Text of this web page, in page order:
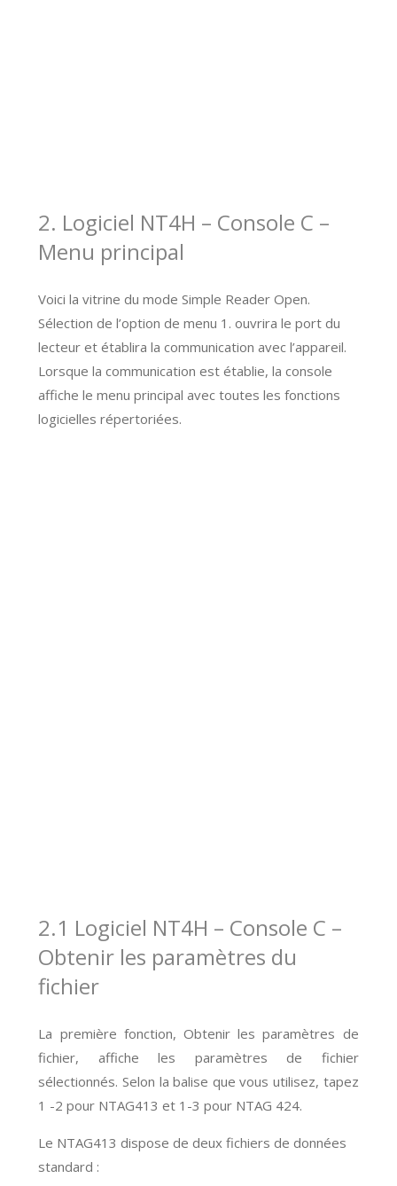
2. Logiciel NT4H – Console C –
Menu principal
Voici la vitrine du mode Simple Reader Open.
Sélection de l’option de menu 1. ouvrira le port du
lecteur et établira la communication avec l’appareil.
Lorsque la communication est établie, la console
affiche le menu principal avec toutes les fonctions
logicielles répertoriées.
2.1 Logiciel NT4H – Console C –
Obtenir les paramètres du
fichier
La première fonction, Obtenir les paramètres de
fichier, affiche les paramètres de fichier
sélectionnés. Selon la balise que vous utilisez, tapez
1 -2 pour NTAG413 et 1-3 pour NTAG 424.
Le NTAG413 dispose de deux fichiers de données
standard :